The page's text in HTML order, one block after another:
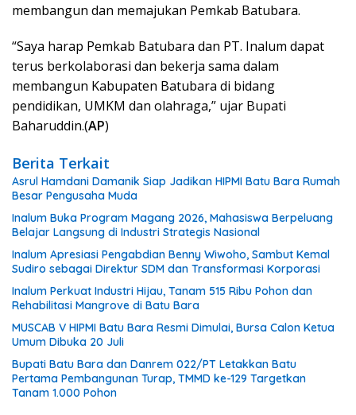
membangun dan memajukan Pemkab Batubara.
“Saya harap Pemkab Batubara dan PT. Inalum dapat
terus berkolaborasi dan bekerja sama dalam
membangun Kabupaten Batubara di bidang
pendidikan, UMKM dan olahraga,” ujar Bupati
Baharuddin.(AP)
Berita Terkait
Asrul Hamdani Damanik Siap Jadikan HIPMI Batu Bara Rumah
Besar Pengusaha Muda
Inalum Buka Program Magang 2026, Mahasiswa Berpeluang
Belajar Langsung di Industri Strategis Nasional
Inalum Apresiasi Pengabdian Benny Wiwoho, Sambut Kemal
Sudiro sebagai Direktur SDM dan Transformasi Korporasi
Inalum Perkuat Industri Hijau, Tanam 515 Ribu Pohon dan
Rehabilitasi Mangrove di Batu Bara
MUSCAB V HIPMI Batu Bara Resmi Dimulai, Bursa Calon Ketua
Umum Dibuka 20 Juli
Bupati Batu Bara dan Danrem 022/PT Letakkan Batu
Pertama Pembangunan Turap, TMMD ke-129 Targetkan
Tanam 1.000 Pohon